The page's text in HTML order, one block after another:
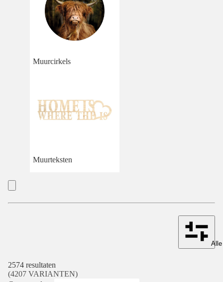
Muurcirkels
Muurteksten
2574 resultaten
(4207 VARIANTEN)